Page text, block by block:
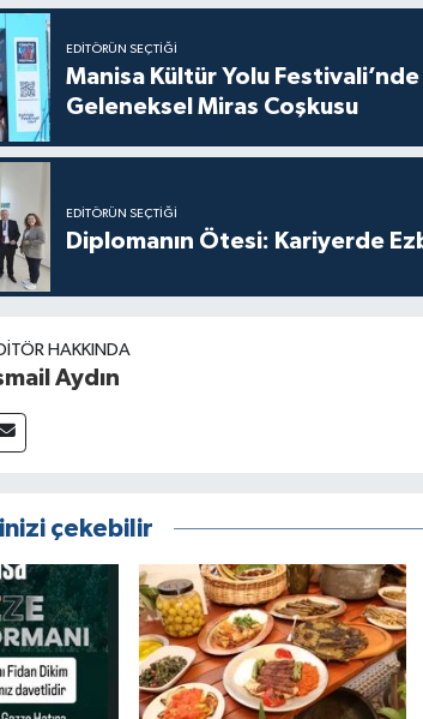
EDITÖRÜN SEÇTIĞI
Manisa Kültür Yolu
Geleneksel Miras Coşkusu
EDITÖRÜN SEÇTIĞI
Diplomanın Ötesi: Kariyerde
HAKKINDA
Aydın
çekebilir